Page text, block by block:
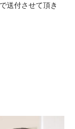
送付させて頂き